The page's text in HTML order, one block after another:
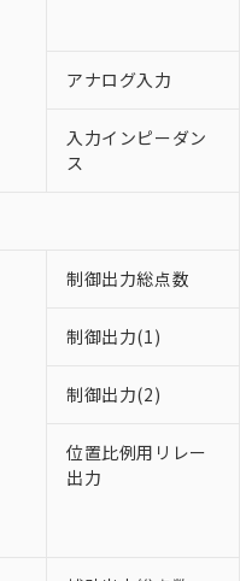
アナログ入力
入力インピーダン
ス
制御出力総点数
制御出力(1)
制御出力(2)
位置比例用リレー
出力